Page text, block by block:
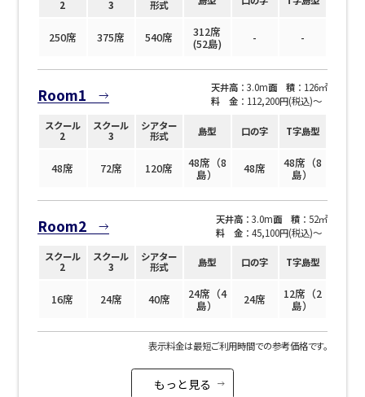
2
3
形式
250席 375席 540席 312席
(52島) - -
Room1 天井高 ：3.0m面 積 ：126㎡
料 金 ：112,200円(税込)〜
スクール
2
スクール
3
シアター
形式
島型 口の字 T字島型
48席 72席 120席 48席（8
島） 48席 48席（8
島）
Room2 天井高 ：3.0m面 積 ：52㎡
料 金 ：45,100円(税込)〜
スクール
2
スクール
3
シアター
形式
島型 口の字 T字島型
16席 24席 40席 24席（4
島） 24席 12席（2
島）
表示料金は最短ご利用時間での参考価格です。
もっと見る